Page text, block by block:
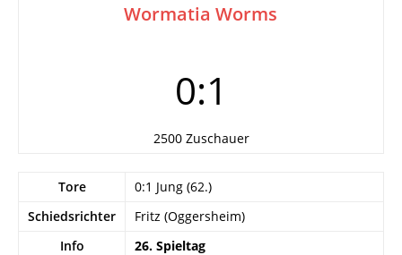
Wormatia Worms
0:1
2500 Zuschauer
Tore
0:1 Jung (62.)
Schiedsrichter
Fritz (Oggersheim)
Info
26. Spieltag